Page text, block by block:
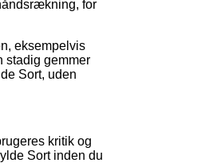
for
eksempelvis
stadig gemmer
Sort, uden
kritik og
Sort inden du